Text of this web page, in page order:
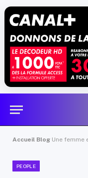
Accueil Blog Une femme
PEOPLE